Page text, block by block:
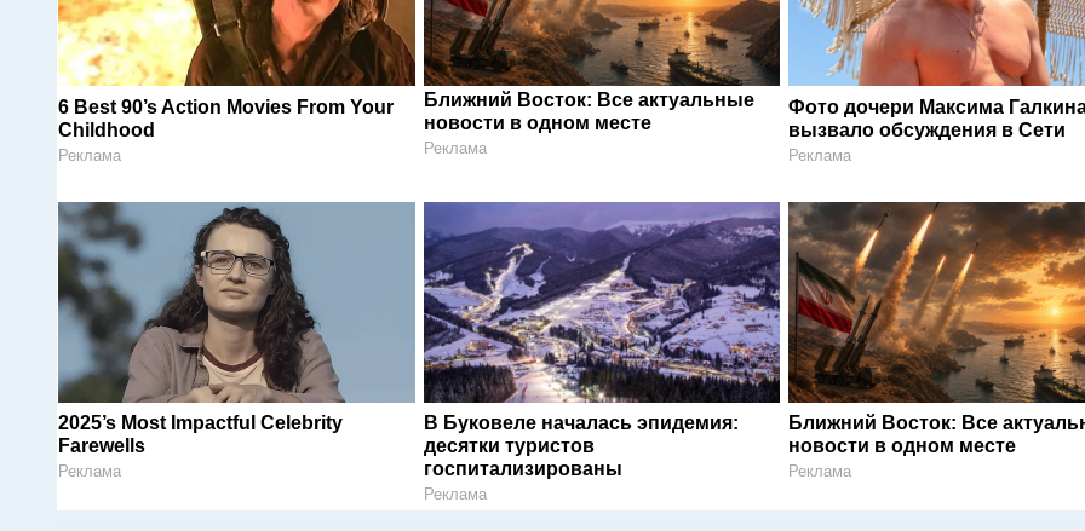
6 Best 90’s Action Movies From Your
Childhood
Реклама
Ближний Восток: Все актуальные
новости в одном месте
Реклама
Фото дочери Максима
вызвало обсуждения в Сети
Реклама
2025’s Most Impactful Celebrity
Farewells
Реклама
В Буковеле началась эпидемия:
десятки туристов
госпитализированы
Реклама
Ближний Восток: Все
новости в одном месте
Реклама